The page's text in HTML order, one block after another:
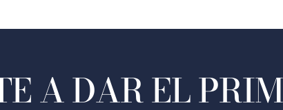
A DAR EL